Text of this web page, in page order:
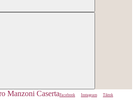
Facebook Instagram
Tiktok